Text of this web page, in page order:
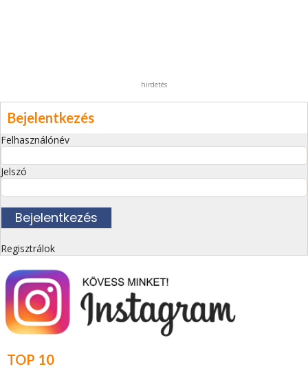
hirdetés
Bejelentkezés
Felhasználónév
Jelszó
Regisztrálok
TOP 10